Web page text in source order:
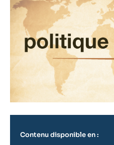
Contenu disponible en :